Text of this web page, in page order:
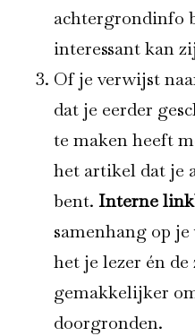
achtergrondinfo
interessant kan
Of je verwijst
dat je eerder
te maken heeft
het artikel dat je
bent. Interne
samenhang op
het je lezer én de
gemakkelijker
doorgronden.